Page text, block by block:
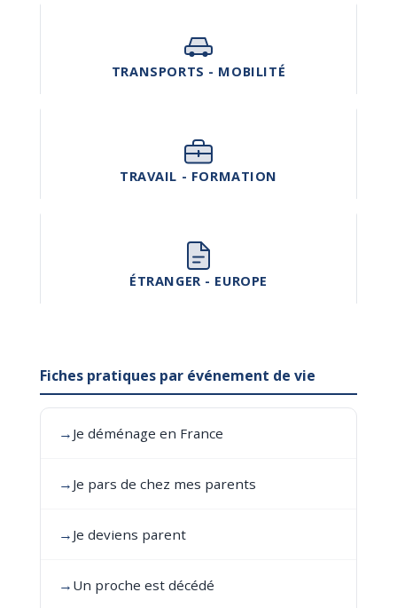
TRANSPORTS - MOBILITÉ
TRAVAIL - FORMATION
ÉTRANGER - EUROPE
Fiches pratiques par événement de vie
→ Je déménage en France
→ Je pars de chez mes parents
→ Je deviens parent
→ Un proche est décédé